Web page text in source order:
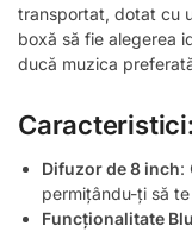
transportat, dotat cu
boxă să fie alegerea
ducă muzica
Caracteristici:
Difuzor de 8 inch:
permițându-ți să
Funcționalitate